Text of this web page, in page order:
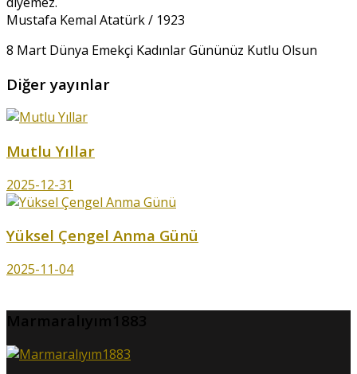
Mustafa Kemal Atatürk / 1923
8 Mart Dünya Emekçi Kadınlar Gününüz Kutlu Olsun
Diğer yayınlar
Mutlu Yıllar
2025-12-31
Yüksel Çengel Anma Günü
2025-11-04
Marmaralıyım1883